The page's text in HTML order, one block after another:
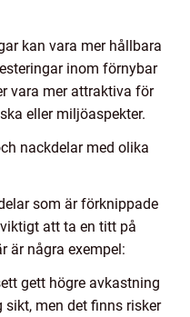
kan vara mer hållbara
inom förnybar
vara mer attraktiva för
eller miljöaspekter.
nackdelar med olika
som är förknippade
att ta en titt på
är några exempel:
gett högre avkastning
men det finns risker